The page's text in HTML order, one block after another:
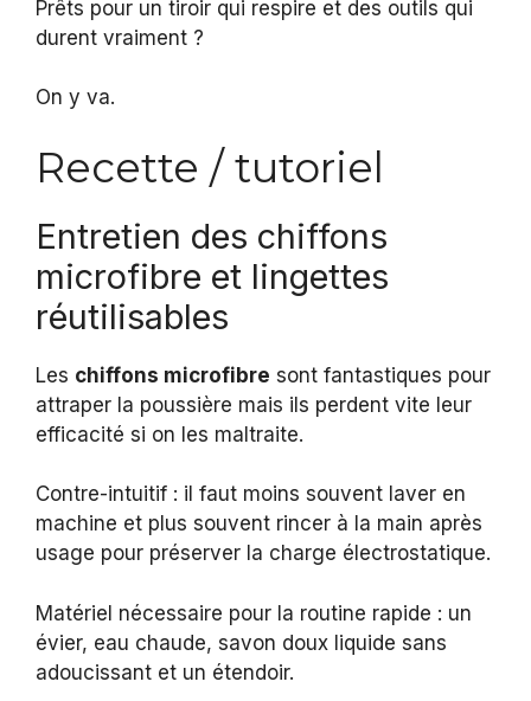
Prêts pour un tiroir qui respire et des outils qui
durent vraiment ?
On y va.
Recette / tutoriel
Entretien des chiffons
microfibre et lingettes
réutilisables
Les chiffons microfibre sont fantastiques pour
attraper la poussière mais ils perdent vite leur
efficacité si on les maltraite.
Contre-intuitif : il faut moins souvent laver en
machine et plus souvent rincer à la main après
usage pour préserver la charge électrostatique.
Matériel nécessaire pour la routine rapide : un
évier, eau chaude, savon doux liquide sans
adoucissant et un étendoir.